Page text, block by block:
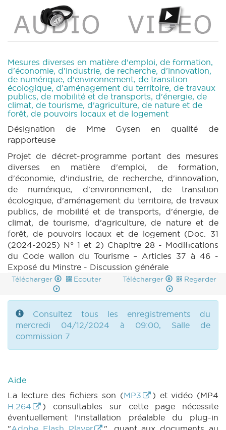
(PDF)
|BUDGET 90 N° 2 (2024-2025) (PDF)
|
BUDGET 91 N° 1 (2024-2025) (PDF)
|
BUDGET 91 N° 1bis (2024-2025) (PDF)
|
|
BUDGET 91 N° 2 (2024-2025) (PDF)
DECRET 31 N° 1 (2024-2025) (PDF)
|
DECRET 31 N° 2 (2024-2025) (PDF)
DECRET 31 N° 7 annexe 5 (2024-2025) (PDF)
|CRIC 52 (2024-2025) (PDF) |BT 62 (2024-
2025) (PDF)
|
Mesures diverses en matière d'emploi, de formation,
d'économie, d'industrie, de recherche, d'innovation,
de numérique, d'environnement, de transition
écologique, d'aménagement du territoire, de travaux
publics, de mobilité et de transports, d'énergie, de
climat, de tourisme, d'agriculture, de nature et de
forêt, de pouvoirs locaux et de logement
Désignation de Mme Gysen en qualité de
rapporteuse
Projet de décret-programme portant des mesures
diverses en matière d'emploi, de formation,
d'économie, d'industrie, de recherche, d'innovation,
de numérique, d'environnement, de transition
écologique, d'aménagement du territoire, de travaux
publics, de mobilité et de transports, d'énergie, de
climat, de tourisme, d'agriculture, de nature et de
forêt, de pouvoirs locaux et de logement (Doc. 31
(2024-2025) N° 1 et 2) Chapitre 28 - Modifications
du Code wallon du Tourisme – Articles 37 à 46 -
Exposé du Minstre - Discussion générale
Télécharger Ecouter Télécharger Regarder
Consultez tous les enregistrements du
mercredi 04/12/2024 à 09:00, Salle de
commission 7
Aide
La lecture des fichiers son (MP3
) et vidéo (MP4
H.264
) consultables sur cette page nécessite
éventuellement l'installation préalable du plug-in